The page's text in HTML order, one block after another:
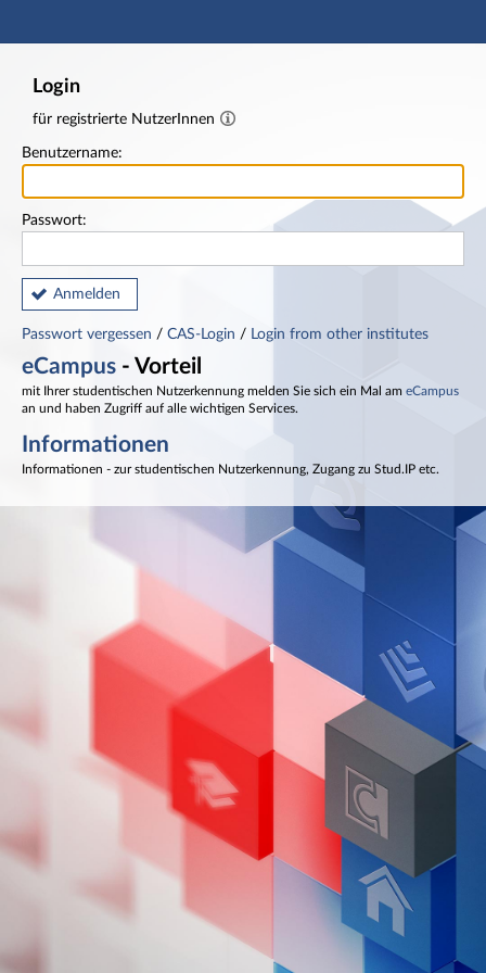
Hauptnavigation
Login
für registrierte NutzerInnen
Benutzername:
Passwort:
Anmelden
Passwort vergessen / CAS-Login / Login from other institutes
eCampus - Vorteil
mit Ihrer studentischen Nutzerkennung melden Sie sich ein Mal am eCampus
an und haben Zugriff auf alle wichtigen Services.
Informationen
Informationen - zur studentischen Nutzerkennung, Zugang zu Stud.IP etc.